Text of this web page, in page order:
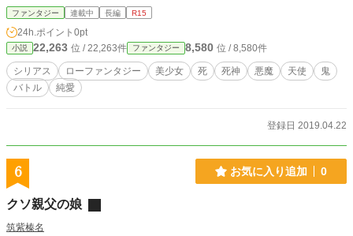
ファンタジー 連載中 長編 R15
24h.ポイント 0pt
小説 22,263 位 / 22,263件 ファンタジー 8,580 位 / 8,580件
シリアス ローファンタジー 美少女 死 死神 悪魔 天使
鬼
バトル
純愛
登録日 2019.04.22
6 お気に入り追加 0
クソ親父の娘
筑紫榛名